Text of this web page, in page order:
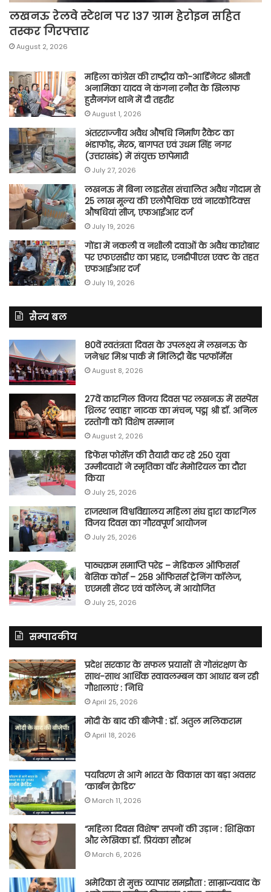
लखनऊ रेलवे स्टेशन पर 137 ग्राम हेरोइन सहित
तस्कर गिरफ्तार
August 2, 2026
महिला कांग्रेस की राष्ट्रीय को-आर्डिनेटर श्रीमती
अनामिका यादव ने कंगना रनौत के खिलाफ
हुसैनगंज थाने में दी तहरीर
August 1, 2026
अंतरराज्जीय अवैध औषधि निर्माण रैकेट का
भंडाफोड़, मेरठ, बागपत एवं उधम सिंह नगर
(उत्तराखंड) में संयुक्त छापेमारी
July 27, 2026
लखनऊ में बिना लाइसेंस संचालित अवैध गोदाम से
25 लाख मूल्य की एलोपैथिक एवं नारकोटिक्स
औषधियां सीज, एफआईआर दर्ज
July 19, 2026
गोंडा में नकली व नशीली दवाओं के अवैध कारोबार
पर एफएसडीए का प्रहार, एनडीपीएस एक्ट के तहत
एफआईआर दर्ज
July 19, 2026
सैन्य बल
80वें स्वतंत्रता दिवस के उपलक्ष्य में लखनऊ के
जनेश्वर मिश्र पार्क में मिलिट्री बैंड परफॉर्मेंस
August 8, 2026
27वें कारगिल विजय दिवस पर लखनऊ में सस्पेंस
थ्रिलर ‘स्वाहा’ नाटक का मंचन, पद्म श्री डॉ. अनिल
रस्तोगी को विशेष सम्मान
August 2, 2026
डिफेंस फोर्सेज़ की तैयारी कर रहे 250 युवा
उम्मीदवारों ने स्मृतिका वॉर मेमोरियल का दौरा
किया
July 25, 2026
राजस्थान विश्वविद्यालय महिला संघ द्वारा कारगिल
विजय दिवस का गौरवपूर्ण आयोजन
July 25, 2026
पाठ्यक्रम समाप्ति परेड – मेडिकल ऑफिसर्स
बेसिक कोर्स – 258 ऑफिसर्स ट्रेनिंग कॉलेज,
एएमसी सेंटर एवं कॉलेज, में आयोजित
July 25, 2026
सम्पादकीय
प्रदेश सरकार के सफल प्रयासों से गोसंरक्षण के
साथ-साथ आर्थिक स्वावलम्बन का आधार बन रही
गौशालाएं : निधि
April 25, 2026
मोदी के बाद की बीजेपी : डॉ. अतुल मलिकराम
April 18, 2026
पर्यावरण से आगे भारत के विकास का बड़ा अवसर
‘कार्बन क्रेडिट’
March 11, 2026
“महिला दिवस विशेष” सपनों की उड़ान : शिक्षिका
और लेखिका डॉ. प्रियंका सौरभ
March 6, 2026
अमेरिका से मुक्त व्यापार समझौता : साम्राज्यवाद के